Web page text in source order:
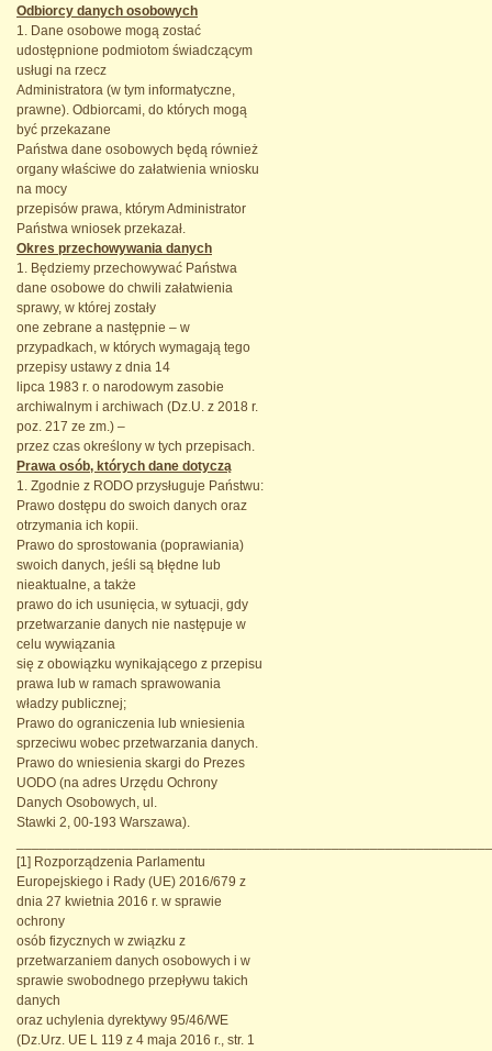
Odbiorcy danych osobowych
1. Dane osobowe mogą zostać
udostępnione podmiotom świadczącym
usługi na rzecz
Administratora (w tym informatyczne,
prawne). Odbiorcami, do których mogą
być przekazane
Państwa dane osobowych będą również
organy właściwe do załatwienia wniosku
na mocy
przepisów prawa, którym Administrator
Państwa wniosek przekazał.
Okres przechowywania danych
1. Będziemy przechowywać Państwa
dane osobowe do chwili załatwienia
sprawy, w której zostały
one zebrane a następnie – w
przypadkach, w których wymagają tego
przepisy ustawy z dnia 14
lipca 1983 r. o narodowym zasobie
archiwalnym i archiwach (Dz.U. z 2018 r.
poz. 217 ze zm.) –
przez czas określony w tych przepisach.
Prawa osób, których dane dotyczą
1. Zgodnie z RODO przysługuje Państwu:
Prawo dostępu do swoich danych oraz
otrzymania ich kopii.
Prawo do sprostowania (poprawiania)
swoich danych, jeśli są błędne lub
nieaktualne, a także
prawo do ich usunięcia, w sytuacji, gdy
przetwarzanie danych nie następuje w
celu wywiązania
się z obowiązku wynikającego z przepisu
prawa lub w ramach sprawowania
władzy publicznej;
Prawo do ograniczenia lub wniesienia
sprzeciwu wobec przetwarzania danych.
Prawo do wniesienia skargi do Prezes
UODO (na adres Urzędu Ochrony
Danych Osobowych, ul.
Stawki 2, 00-193 Warszawa).
[1] Rozporządzenia Parlamentu
Europejskiego i Rady (UE) 2016/679 z
dnia 27 kwietnia 2016 r. w sprawie
ochrony
osób fizycznych w związku z
przetwarzaniem danych osobowych i w
sprawie swobodnego przepływu takich
danych
oraz uchylenia dyrektywy 95/46/WE
(Dz.Urz. UE L 119 z 4 maja 2016 r., str. 1